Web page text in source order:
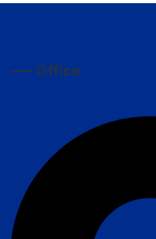
—– Office